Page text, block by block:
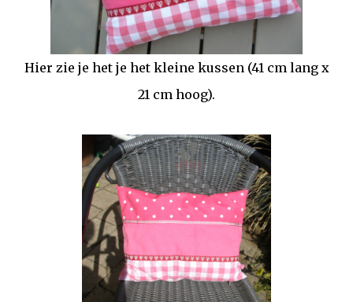
Hier zie je het je het kleine kussen (41 cm lang x
21 cm hoog).